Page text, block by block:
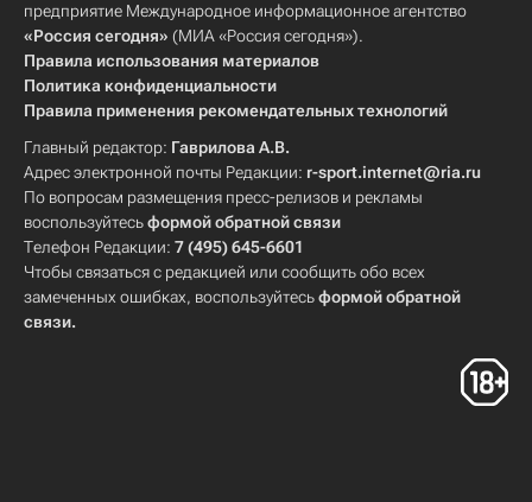
предприятие Международное информационное агентство
«Россия сегодня» (МИА «Россия сегодня»).
Правила использования материалов
Политика конфиденциальности
Правила применения рекомендательных технологий
Главный редактор: Гаврилова А.В.
Адрес электронной почты Редакции: r-sport.internet@ria.ru
По вопросам размещения пресс-релизов и рекламы
воспользуйтесьформой обратной связи
Телефон Редакции: 7 (495) 645-6601
Чтобы связаться с редакцией или сообщить обо всех
замеченных ошибках, воспользуйтесьформой обратной
связи.